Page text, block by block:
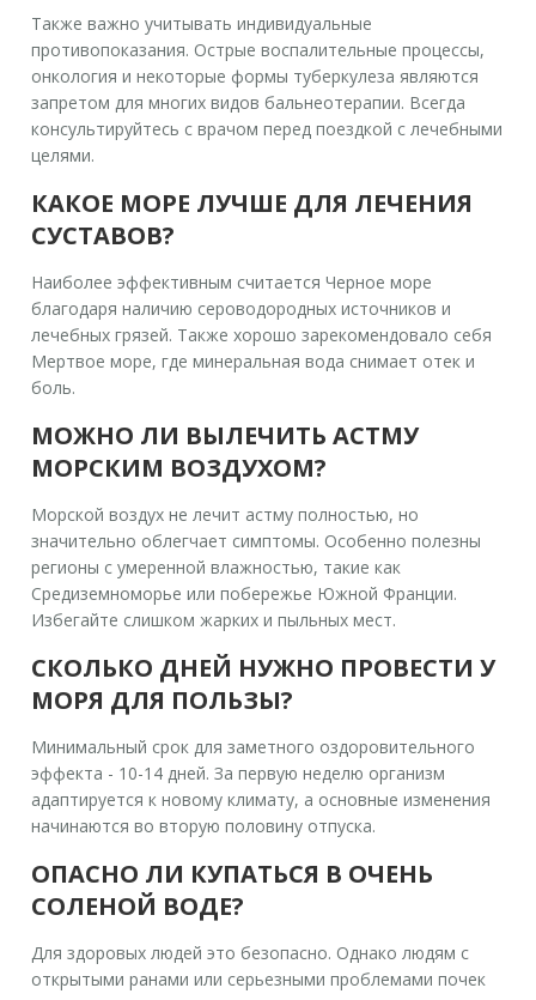
Также важно учитывать индивидуальные
противопоказания. Острые воспалительные процессы,
онкология и некоторые формы туберкулеза являются
запретом для многих видов бальнеотерапии. Всегда
консультируйтесь с врачом перед поездкой с лечебными
целями.
КАКОЕ МОРЕ ЛУЧШЕ ДЛЯ ЛЕЧЕНИЯ
СУСТАВОВ?
Наиболее эффективным считается Черное море
благодаря наличию сероводородных источников и
лечебных грязей. Также хорошо зарекомендовало себя
Мертвое море, где минеральная вода снимает отек и
боль.
МОЖНО ЛИ ВЫЛЕЧИТЬ АСТМУ
МОРСКИМ ВОЗДУХОМ?
Морской воздух не лечит астму полностью, но
значительно облегчает симптомы. Особенно полезны
регионы с умеренной влажностью, такие как
Средиземноморье или побережье Южной Франции.
Избегайте слишком жарких и пыльных мест.
СКОЛЬКО ДНЕЙ НУЖНО ПРОВЕСТИ У
МОРЯ ДЛЯ ПОЛЬЗЫ?
Минимальный срок для заметного оздоровительного
эффекта - 10-14 дней. За первую неделю организм
адаптируется к новому климату, а основные изменения
начинаются во вторую половину отпуска.
ОПАСНО ЛИ КУПАТЬСЯ В ОЧЕНЬ
СОЛЕНОЙ ВОДЕ?
Для здоровых людей это безопасно. Однако людям с
открытыми ранами или серьезными проблемами почек